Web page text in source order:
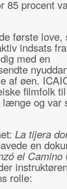
85 procent
første love,
indsats
med en
af øen.
filmfolk
længe og var
La tijera
en
el Camino
rolle: